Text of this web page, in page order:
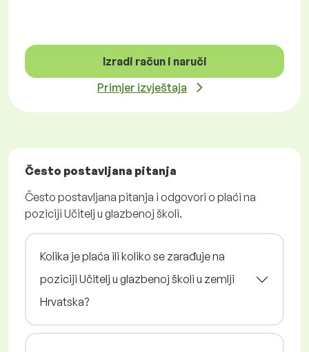
Izradi račun i naruči
Primjer izvještaja
Često postavljana pitanja
Često postavljana pitanja i odgovori o plaći na
poziciji Učitelj u glazbenoj školi.
Kolika je plaća ili koliko se zarađuje na
poziciji Učitelj u glazbenoj školi u zemlji
Hrvatska?